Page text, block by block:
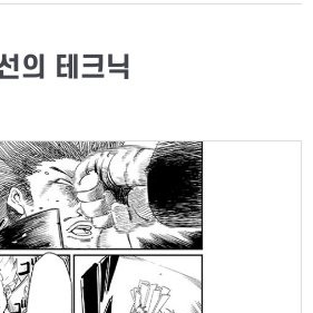
의 테크닉